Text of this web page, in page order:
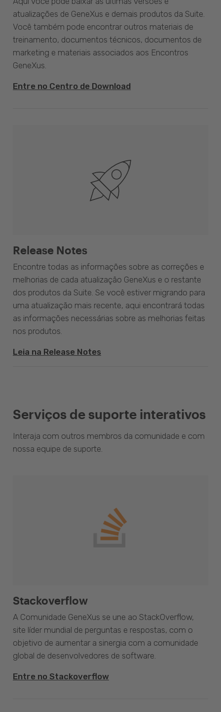
atualizações de GeneXus e demais produtos da Suite.
Você também pode encontrar outros materiais de
treinamento, documentos técnicos, documentos de
marketing e materiais associados aos Encontros
GeneXus.
Entre no Centro de Download
Release Notes
Encontre todas as informações sobre as correções e
melhorias de cada atualização GeneXus e o restante
dos produtos da Suite. Se você estiver migrando para
uma atualização mais recente, aqui encontrará todas
as informações necessárias sobre as melhorias feitas
nos produtos.
Leia na Release Notes
Serviços de suporte interativos
Interaja com outros membros da comunidade e com
nossa equipe de suporte.
Stackoverflow
A Comunidade GeneXus se une ao StackOverflow,
site líder mundial de perguntas e respostas, com o
objetivo de aumentar a sinergia com a comunidade
global de desenvolvedores de software.
Entre no Stackoverflow